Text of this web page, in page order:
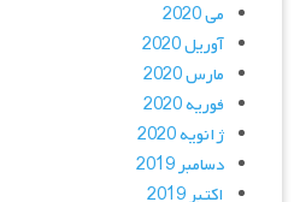
می 2020
آوریل 2020
مارس 2020
فوریه 2020
ژانویه 2020
دسامبر 2019
اکتبر 2019